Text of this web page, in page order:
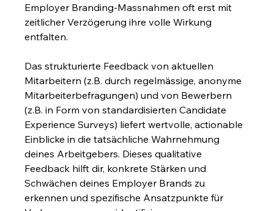
Employer Branding-Massnahmen oft erst mit
zeitlicher Verzögerung ihre volle Wirkung
entfalten.
Das strukturierte Feedback von aktuellen
Mitarbeitern (z.B. durch regelmässige, anonyme
Mitarbeiterbefragungen) und von Bewerbern
(z.B. in Form von standardisierten Candidate
Experience Surveys) liefert wertvolle, actionable
Einblicke in die tatsächliche Wahrnehmung
deines Arbeitgebers. Dieses qualitative
Feedback hilft dir, konkrete Stärken und
Schwächen deines Employer Brands zu
erkennen und spezifische Ansatzpunkte für